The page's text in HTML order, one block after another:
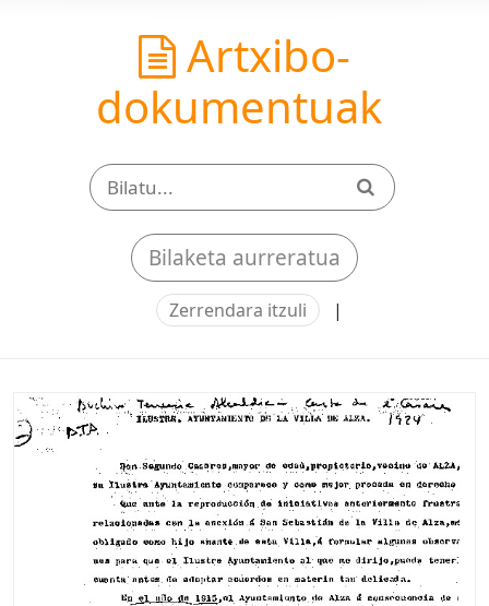
Artxibo-
dokumentuak
Bilaketa aurreratua
Zerrendara itzuli |